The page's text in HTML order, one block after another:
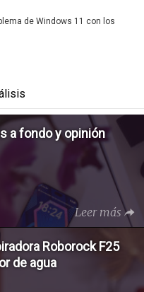
de Windows 11 con los
a fondo y opinión
Leer más
Roborock F25
de agua